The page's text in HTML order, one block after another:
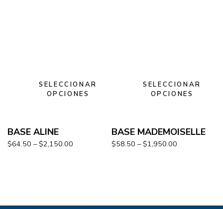
SELECCIONAR
OPCIONES
BASE ALINE
$64.50 – $2,150.00
SELECCIONAR
OPCIONES
BASE MADEMOISELLE
$58.50 – $1,950.00